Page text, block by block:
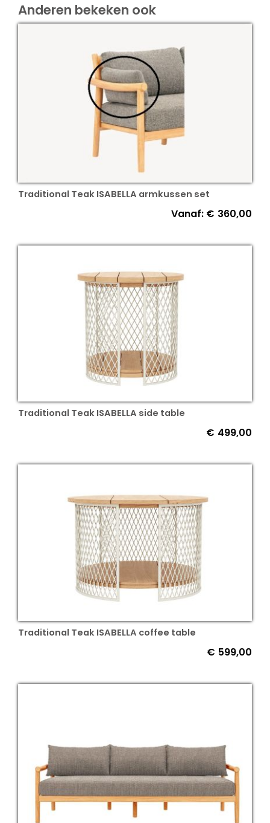
Anderen bekeken ook
Traditional Teak ISABELLA armkussen set
Vanaf: € 360,00
Traditional Teak ISABELLA side table
€ 499,00
Traditional Teak ISABELLA coffee table
€ 599,00